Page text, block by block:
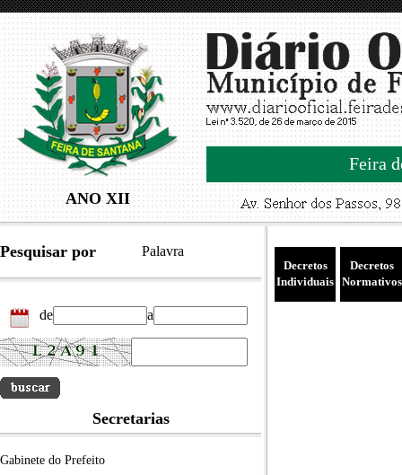
ANO XII
Feira
Pesquisar por Palavra
de a
Secretarias
Gabinete do Prefeito
Decretos
Individuais
Decretos
Normativos